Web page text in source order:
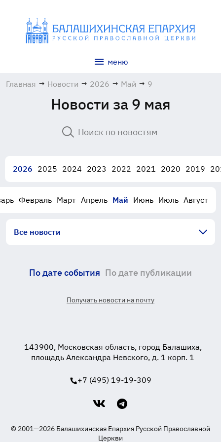
меню
Главная → Новости → 2026 → Май → 9
Новости за 9 мая
2026 2025 2024 2023 2022 2021 2020 2019
Февраль Март Апрель Май Июнь Июль Август
Все новости
По дате события По дате публикации
Получать новости на почту
143900, Московская область, город Балашиха,
площадь Александра Невского, д. 1 корп. 1
+7 (495) 19-19-309
© 2001—2026 Балашихинская Епархия Русской Православной
Церкви